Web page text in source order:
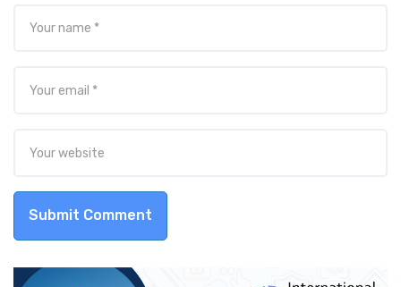
Submit Comment